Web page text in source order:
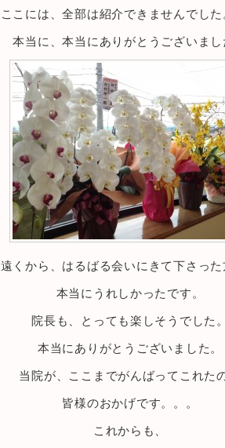
ここには、全部は紹介できませんでした
本当に、本当にありがとうございまし
遠くから、はるばる会いにきて下さった
本当にうれしかったです。
院長も、とっても楽しそうでした。
本当にありがとうございました。
当院が、ここまでがんばってこれた
皆様のおかげです。。。
これからも、